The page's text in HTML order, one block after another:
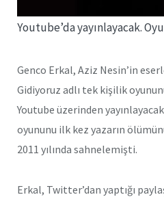
Youtube’da yayınlayacak.
Genco Erkal, Aziz Nesin’in
Gidiyoruz adlı tek kişilik
Youtube üzerinden
oyununu ilk kez yazarın
2011 yılında sahnelemişti.
Erkal, Twitter’dan yaptığı